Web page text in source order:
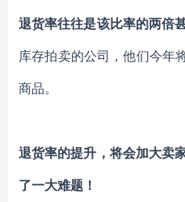
退货率往往是该比率的两倍
库存拍卖的公司，他们今年
商品。
退货率的提升，将会加大卖
了一大难题！